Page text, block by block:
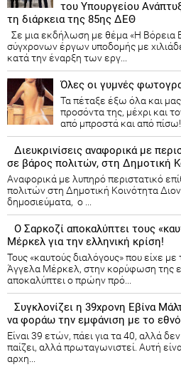
του Υπουργείου
τη διάρκεια της 85ης ΔΕΘ
Σε μια εκδήλωση με θέμα «Η Βόρεια
σύγχρονων έργων υποδομής με
κατά την έναρξη των εργ...
Όλες οι γυμνές
Τα πέταξε έξω όλα και
προσόντα της, μέχρι και
από μπροστά και από πίσω!
Διευκρινίσεις αναφορικά με
σε βάρος πολιτών, στη Δημοτική
Αναφορικά με λυπηρό περιστατικό
πολιτών στη Δημοτική Κοινότητα
δημοσιεύματα, ο ...
Ο Σαρκοζί αποκαλύπτει τους
Μέρκελ για την ελληνική κρίση!
Τους «καυτούς διαλόγους» που είχε
Άγγελα Μέρκελ, στην κορύφωση της
αποκαλύπτει ο πρώην πρό...
Συγκλονίζει η 39χρονη Εβίνα
να φοράω την εμφάνιση με το
Είναι 39 ετών, πάει για τα 40, αλλά
παίζει, αλλά πρωταγωνιστεί. Αυτή
αρχη...